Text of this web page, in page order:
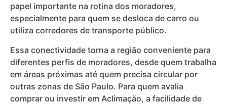
papel importante na rotina dos moradores,
especialmente para quem se desloca de carro ou
utiliza corredores de transporte público.
Essa conectividade torna a região conveniente para
diferentes perfis de moradores, desde quem trabalha
em áreas próximas até quem precisa circular por
outras zonas de São Paulo. Para quem avalia
comprar ou investir em Aclimação, a facilidade de